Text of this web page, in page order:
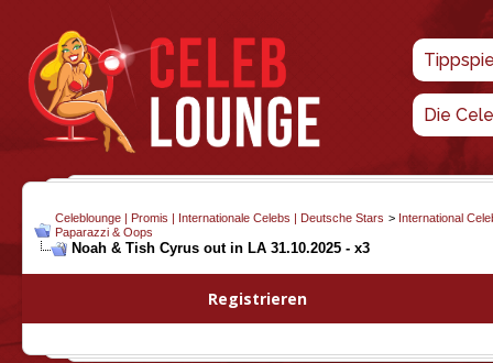
Die
Celeblounge | Promis | Internationale Celebs | Deutsche Stars > International
Paparazzi & Oops
Noah & Tish Cyrus out in LA 31.10.2025 - x3
Registrieren